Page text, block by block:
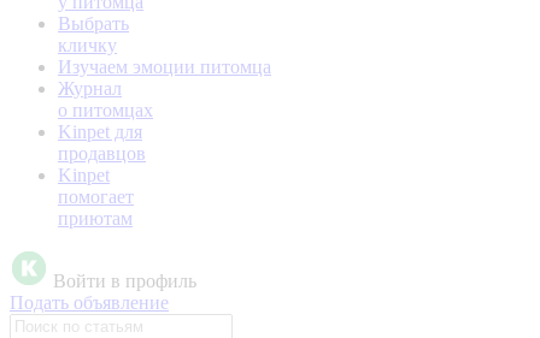
Выбрать
кличку
Изучаем эмоции питомца
Журнал
о питомцах
Kinpet для
продавцов
Kinpet
помогает
приютам
Войти в профиль
Подать объявление